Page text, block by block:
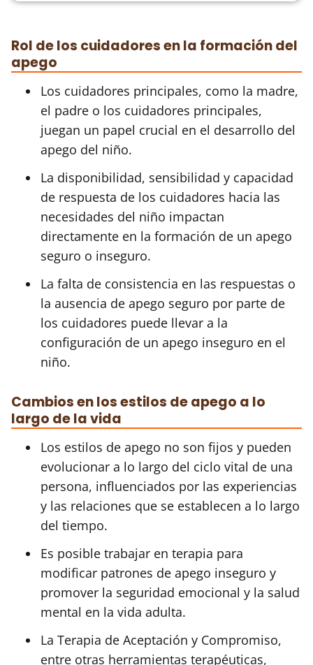
Rol de los cuidadores en la formación del
apego
Los cuidadores principales, como la madre,
el padre o los cuidadores principales,
juegan un papel crucial en el desarrollo del
apego del niño.
La disponibilidad, sensibilidad y capacidad
de respuesta de los cuidadores hacia las
necesidades del niño impactan
directamente en la formación de un apego
seguro o inseguro.
La falta de consistencia en las respuestas o
la ausencia de apego seguro por parte de
los cuidadores puede llevar a la
configuración de un apego inseguro en el
niño.
Cambios en los estilos de apego a lo
largo de la vida
Los estilos de apego no son fijos y pueden
evolucionar a lo largo del ciclo vital de una
persona, influenciados por las experiencias
y las relaciones que se establecen a lo largo
del tiempo.
Es posible trabajar en terapia para
modificar patrones de apego inseguro y
promover la seguridad emocional y la salud
mental en la vida adulta.
La Terapia de Aceptación y Compromiso,
entre otras herramientas terapéuticas,